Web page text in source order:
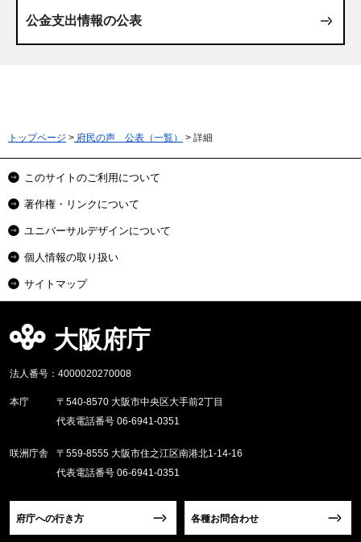
公金支出情報の公表
トップページ > 府民の声 公表（一覧） > 詳細
このサイトのご利用について
著作権・リンクについて
ユニバーサルデザインについて
個人情報の取り扱い
サイトマップ
大阪府庁
法人番号：4000020270008
本庁
〒540-8570 大阪市中央区大手前2丁目
代表電話番号 06-6941-0351
咲洲庁舎
〒559-8555 大阪市住之江区南港北1-14-16
代表電話番号 06-6941-0351
府庁への行き方 各種お問合わせ